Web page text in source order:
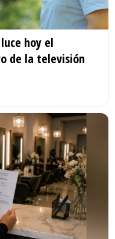
hoy el
de la televisión